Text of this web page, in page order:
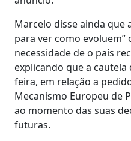
Marcelo disse ainda que
para ver como evoluem”
necessidade de o país
explicando que a
feira, em relação a
Mecanismo Europeu de
ao momento das suas
futuras.